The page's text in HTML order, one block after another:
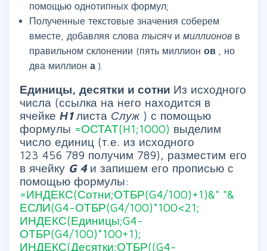
помощью однотипных формул;
Полученные текстовые значения соберем
вместе, добавляя слова тысяч и миллионов в
правильном склонении (пять миллион ов
, но
два миллион а ).
Единицы, десятки и сотни Из исходного
числа (ссылка на него находится в
ячейке Н1листа Служ ) с помощью
формулы =ОСТАТ(H1;1000) выделим
число единиц (т.е. из исходного
123 456 789 получим 789), разместим его
в ячейку G 4 и запишем его прописью с
помощью формулы:
=ИНДЕКС(Сотни;ОТБР(G4/100)+1)&" "&
ЕСЛИ(G4-ОТБР(G4/100)*100<21;
ИНДЕКС(Единицы;G4-
ОТБР(G4/100)*100+1);
ИНДЕКС(Десятки;ОТБР((G4-